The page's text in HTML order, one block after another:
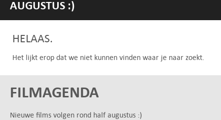
AUGUSTUS :)
HELAAS.
Het lijkt erop dat we niet kunnen vinden waar je naar zoekt.
FILMAGENDA
Nieuwe films volgen rond half augustus :)